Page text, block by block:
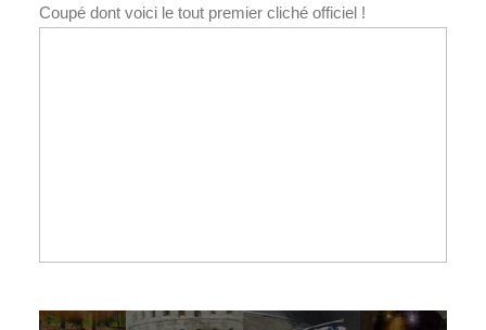
Coupé dont voici le tout premier cliché officiel !